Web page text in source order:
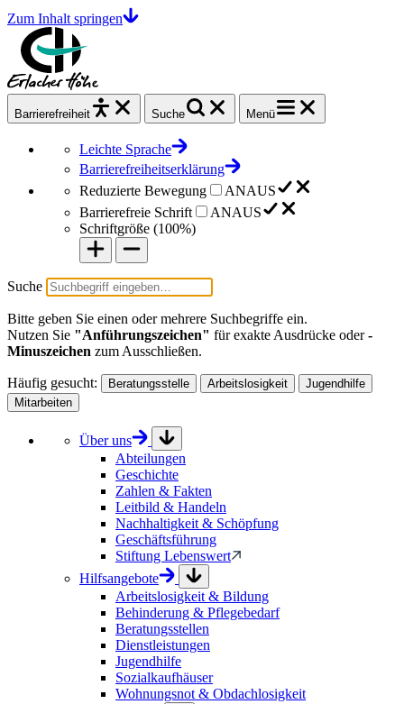
Zum Inhalt springen
Barrierefrei heit Suche Menü
Leichte Sprache
Barrierefreiheitserklärung
Reduzierte Bewegung
ANAUS
Barrierefreie Schrift
ANAUS
Schriftgröße (100%)
Suche
Bitte geben Sie einen oder mehrere Suchbegriffe ein.
Nutzen Sie "Anführungszeichen" für exakte Ausdrücke oder-
Minuszeichen zum Ausschließen.
Häufig gesucht: Beratungsstelle Arbeitslosigkeit
Jugendhilfe
Mitarbeiten
Über uns
Abteilungen
Geschichte
Zahlen & Fakten
Leitbild & Handeln
Nachhaltigkeit & Schöpfung
Geschäftsführung
Stiftung Lebenswert
Hilfsangebote
Arbeitslosigkeit & Bildung
Behinderung & Pflegebedarf
Beratungsstellen
Dienstleistungen
Jugendhilfe
Sozialkaufhäuser
Wohnungsnot & Obdachlosigkeit